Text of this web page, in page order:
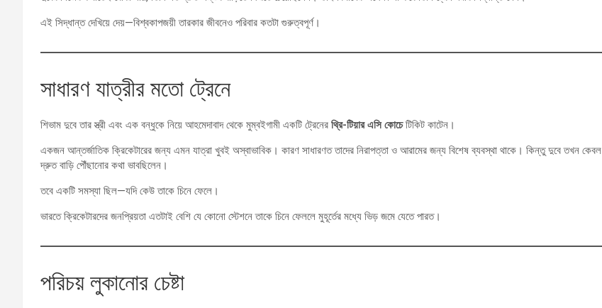
এই সিদ্ধান্ত দেখিয়ে দেয়—বিশ্বকাপজয়ী তারকার জীবনেও পরিবার কতটা গুরুত্বপূর্ণ।
সাধারণ যাত্রীর মতো ট্রেনে
শিভাম দুবে তার স্ত্রী এবং এক বন্ধুকে নিয়ে আহমেদাবাদ থেকে মুম্বইগামী একটি ট্রেনের থ্রি-টিয়ার এসি কোচেটিকিট কাটেন।
একজন আন্তর্জাতিক ক্রিকেটারের জন্য এমন যাত্রা খুবই অস্বাভাবিক। কারণ সাধারণত তাদের নিরাপত্তা ও আরামের জন্য বিশেষ ব্যবস্থা থাকে। কিন্তু দুবে তখন কেবল
দ্রুত বাড়ি পৌঁছানোর কথা ভাবছিলেন।
তবে একটি সমস্যা ছিল—যদি কেউ তাকে চিনে ফেলে।
ভারতে ক্রিকেটারদের জনপ্রিয়তা এতটাই বেশি যে কোনো স্টেশনে তাকে চিনে ফেললে মুহূর্তের মধ্যে ভিড় জমে যেতে পারত।
পরিচয় লুকানোর চেষ্টা